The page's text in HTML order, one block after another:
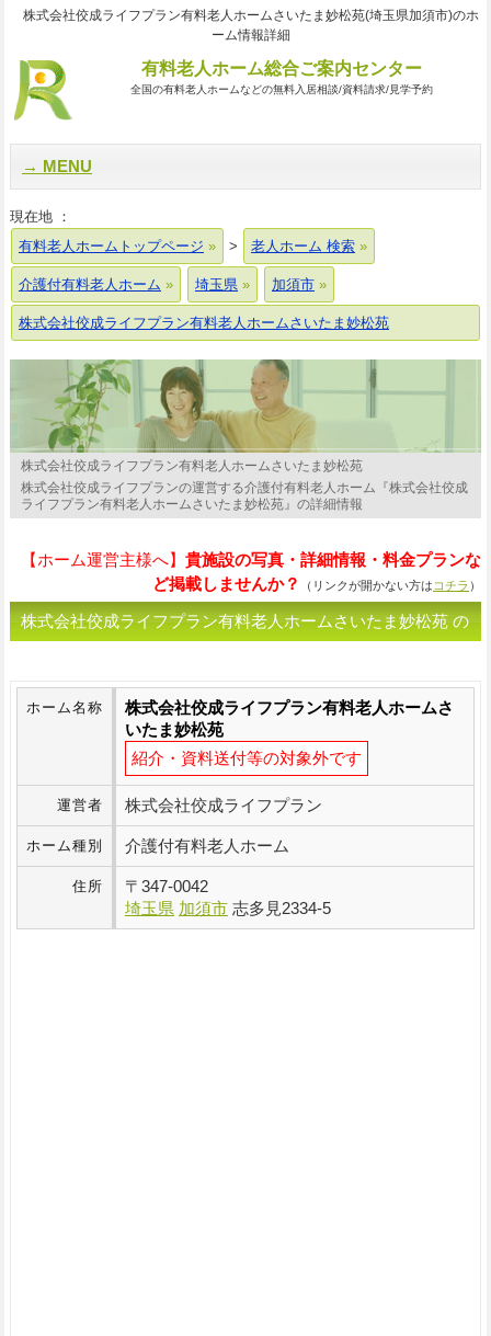
株式会社佼成ライフプラン有料老人ホームさいたま妙松苑(埼玉県加須市)のホ
ーム情報詳細
有料老人ホーム総合ご案内センター
全国の有料老人ホームなどの無料入居相談/資料請求/見学予約
MENU
現在地 ：
有料老人ホームトップページ
> 老人ホーム 検索
介護付有料老人ホーム 埼玉県 加須市
株式会社佼成ライフプラン有料老人ホームさいたま妙松苑
株式会社佼成ライフプラン有料老人ホームさいたま妙松苑
株式会社佼成ライフプランの運営する介護付有料老人ホーム『株式会社佼成
ライフプラン有料老人ホームさいたま妙松苑』の詳細情報
【ホーム運営主様へ】貴施設の写真・詳細情報・料金プランな
ど掲載しませんか？
（リンクが開かない方は コチラ ）
株式会社佼成ライフプラン有料老人ホームさいたま妙松苑 の
ホーム名称
株式会社佼成ライフプラン有料老人ホームさ
いたま妙松苑
紹介・資料送付等の対象外です
運営者 株式会社佼成ライフプラン
ホーム種別 介護付有料老人ホーム
住所 〒 347-0042
埼玉県 加須市 志多見2334-5